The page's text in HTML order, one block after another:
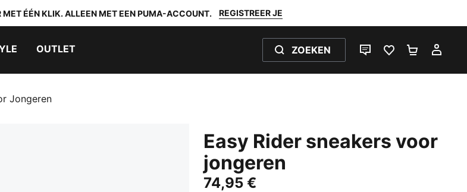
ÉÉN KLIK. ALLEEN MET EEN PUMA-ACCOUNT. REGISTREER JE
OUTLET ZOEKEN
LIVE CHATFAVORIETEN 0
Jongeren
Easy Rider sneakers voor
jongeren
74,95 €